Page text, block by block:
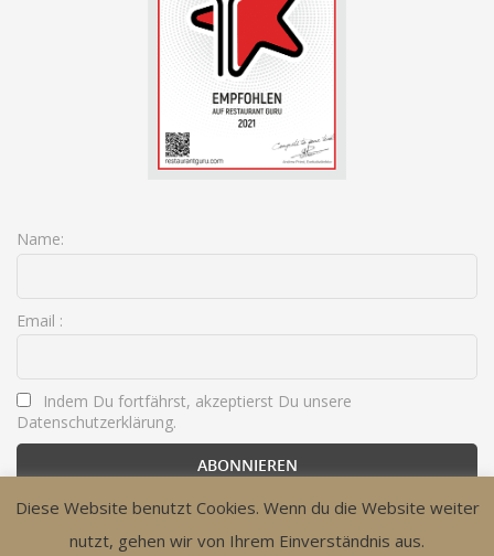
Name:
Email :
Indem Du fortfährst, akzeptierst Du unsere
Datenschutzerklärung.
Diese Website benutzt Cookies. Wenn du die Website weiter
nutzt, gehen wir von Ihrem Einverständnis aus.